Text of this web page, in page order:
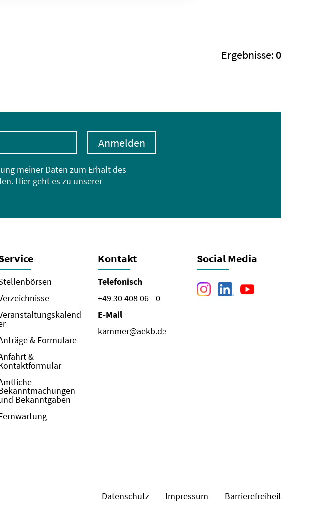
Ergebnisse:0
meiner Daten zum Erhalt des
Hier geht es zu unserer
Anmelden
& Formulare
&
Bekanntgaben
Kontakt
Telefonisch
+49 30 408 06 - 0
E-Mail
kammer@aekb.de
Social Media
Datenschutz Impressum Barrierefreiheit